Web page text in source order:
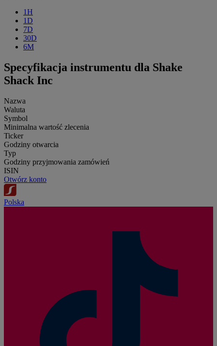
1H
1D
7D
30D
6M
Specyfikacja instrumentu dla Shake
Shack Inc
Nazwa
Waluta
Symbol
Minimalna wartość zlecenia
Ticker
Godziny otwarcia
Typ
Godziny przyjmowania zamówień
ISIN
Otwórz konto
Polska